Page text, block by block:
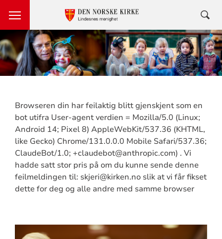
Browseren din har feilaktig blitt gjenskjent som en
bot utifra User-agent verdien = Mozilla/5.0 (Linux;
Android 14; Pixel 8) AppleWebKit/537.36 (KHTML,
like Gecko) Chrome/131.0.0.0 Mobile Safari/537.36;
ClaudeBot/1.0; +claudebot@anthropic.com) . Vi
hadde satt stor pris på om du kunne sende denne
feilmeldingen til: skjeri@kirken.no slik at vi får fikset
dette for deg og alle andre med samme browser